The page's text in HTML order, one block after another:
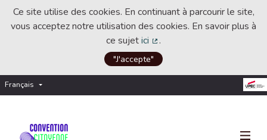
Ce site utilise des cookies. En continuant à parcourir le site,
vous acceptez notre utilisation des cookies. En savoir plus à
ce sujetici
(Lien externe)
.
"J'accepte"
Français Choisir la langue